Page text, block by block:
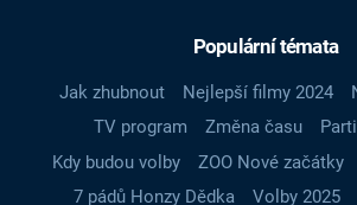
Populární témata
Jak zhubnout Nejlepší filmy 2024
TV program
Změna času
Kdy budou volby
ZOO Nové začátky
7 pádů Honzy Dědka
Volby 2025